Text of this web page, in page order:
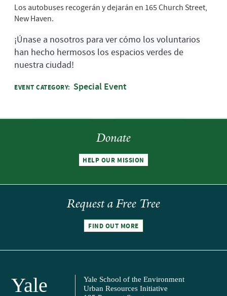
Los autobuses recogerán y dejarán en 165 Church Street,
New Haven.
¡Únase a nosotros para ver cómo los voluntarios
han hecho hermosos los espacios verdes de
nuestra ciudad!
EVENT CATEGORY: Special Event
Donate
HELP OUR MISSION
Request a Free Tree
FIND OUT MORE
Yale
Yale School of the Environment
Urban Resources Initiative